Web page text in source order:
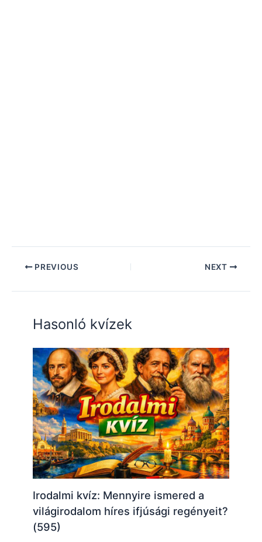
PREVIOUS NEXT
Hasonló kvízek
Irodalmi kvíz: Mennyire ismered a
világirodalom híres ifjúsági regényeit?
(595)